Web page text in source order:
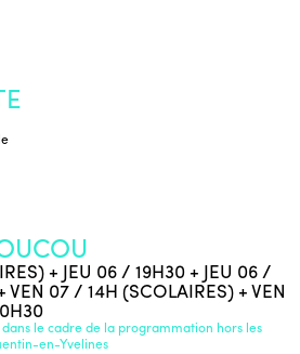
+ JEU 06 / 19H30 + JEU 06 /
VEN 07 / 14H (SCOLAIRES) + VEN
le cadre de la programmation hors les
en-Yvelines